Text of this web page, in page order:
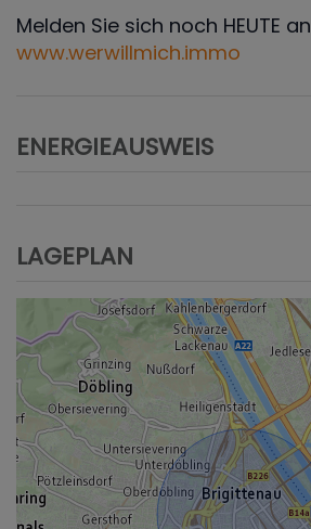
Melden Sie sich noch HEUTE an
www.werwillmich.immo
ENERGIEAUSWEIS
LAGEPLAN